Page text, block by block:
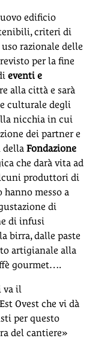
edificio
criteri di
razionale delle
per la fine
eventi e
alla città e sarà
culturale degli
nicchia in cui
dei partner e
della Fondazione
che darà vita ad
produttori di
messo a
di
di infusi
birra, dalle paste
artigianale alla
gourmet….
va il
Ovest che vi dà
per questo
del cantiere»